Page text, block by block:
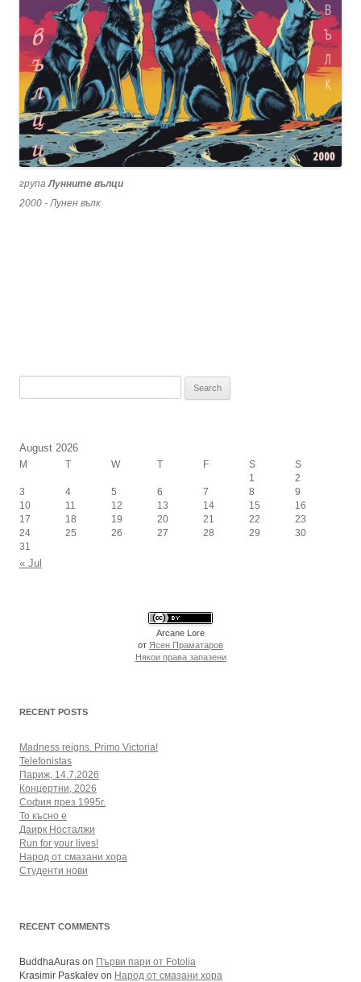
групаЛунните вълци
2000 - Лунен вълк
August 2026
M T W T F S
S
1
2
3
4 5 6 7 8
9
10
11 12 13 14 15
16
17
18 19 20 21 22
23
24
25 26 27 28 29
30
31
« Jul
Arcane Lore
от Ясен Праматаров
Някои права запазени
RECENT POSTS
Madness reigns. Primo Victoria!
Telefonistas
Париж, 14.7.2026
Концертни, 2026
София през 1995г.
То късно е
Даирк Носталжи
Run for your lives!
Народ от смазани хора
Студенти нови
RECENT COMMENTS
BuddhaAuras on Първи пари от Fotolia
Krasimir Paskalev on Народ от смазани хора